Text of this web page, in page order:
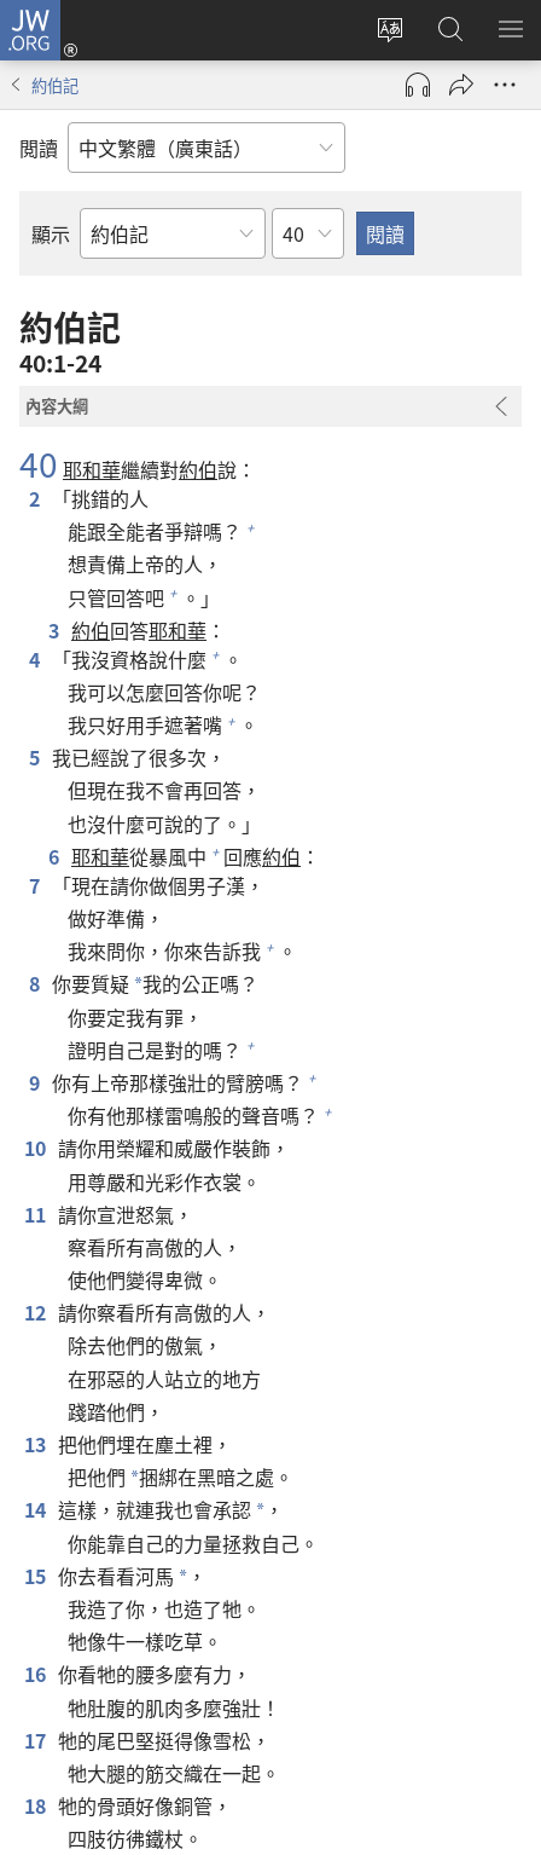
JW.ORG
更
改
網
登
錄
（開
搜
尋
JW.ORG
顯
約伯記
閲讀
顯示
聖
經
卷
章
約伯記
40:1-24
內容大綱
40 耶和華繼續對約伯說：
2
「挑錯的人
能跟全能者爭辯嗎？ +
想責備上帝的人，
只管回答吧 + 。」
3 約伯回答耶和華 ：
4
「我沒資格說什麼 + 。
我可以怎麼回答你呢？
我只好用手遮著嘴 + 。
5 我已經說了很多次，
但現在我不會再回答，
也沒什麼可說的了。」
6 耶和華從暴風中 + 回應約伯 ：
7
「現在請你做個男子漢，
做好準備，
我來問你，你來告訴我 + 。
8 你要質疑 *我的公正嗎？
你要定我有罪，
證明自己是對的嗎？ +
9 你有上帝那樣強壯的臂膀嗎？ +
你有他那樣雷鳴般的聲音嗎？ +
10 請你用榮耀和威嚴作裝飾，
用尊嚴和光彩作衣裳。
11 請你宣泄怒氣，
察看所有高傲的人，
使他們變得卑微。
12 請你察看所有高傲的人，
除去他們的傲氣，
在邪惡的人站立的地方
踐踏他們，
13 把他們埋在塵土裡，
把他們 *捆綁在黑暗之處。
14 這樣，就連我也會承認 * ，
你能靠自己的力量拯救自己。
15 你去看看河馬 * ，
我造了你，也造了牠。
牠像牛一樣吃草。
16 你看牠的腰多麼有力，
牠肚腹的肌肉多麼強壯！
17 牠的尾巴堅挺得像雪松，
牠大腿的筋交織在一起。
18 牠的骨頭好像銅管，
四肢彷彿鐵杖。